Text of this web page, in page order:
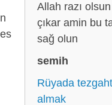
Allah razı
çıkar amin bu
sağ olun
semih
Rüyada
almak